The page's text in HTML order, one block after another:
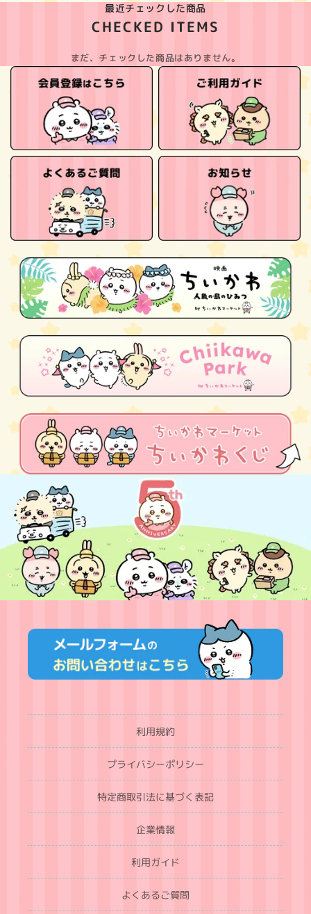
最近チェックした商品
CHECKED ITEMS
まだ、チェックした商品はありません。
利用規約
プライバシーポリシー
特定商取引法に基づく表記
企業情報
利用ガイド
よくあるご質問